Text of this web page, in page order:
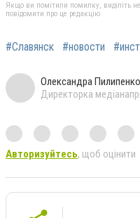
Якщо ви помітили помилку, виділіть
повідомити про це редакцію
#Славянск #новости
Олександра Пилипенко
Директорка
Авторизуйтесь, щоб оцінити